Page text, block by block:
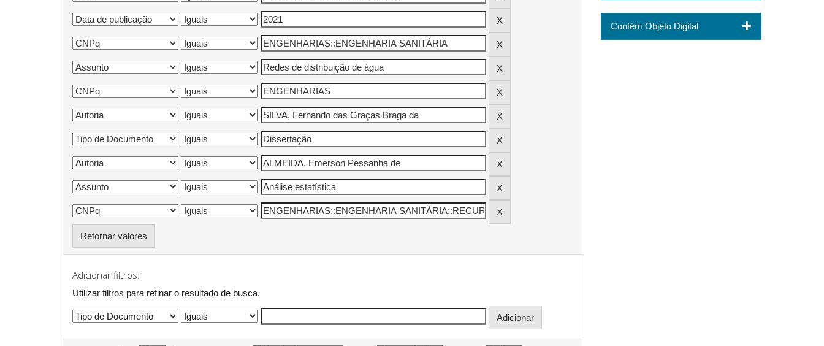
Retornar valores
Adicionar filtros:
Utilizar filtros para refinar o resultado de busca.
Contém Objeto Digital